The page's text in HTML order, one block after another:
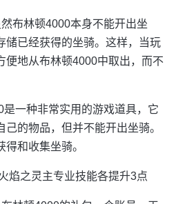
布林顿4000本身不能开出坐
储已经获得的坐骑。这样，当玩
便地从布林顿4000中取出，而不
一种非常实用的游戏道具，它
的物品，但并不能开出坐骑。
和收集坐骑。
焰之灵主专业技能各提升3点